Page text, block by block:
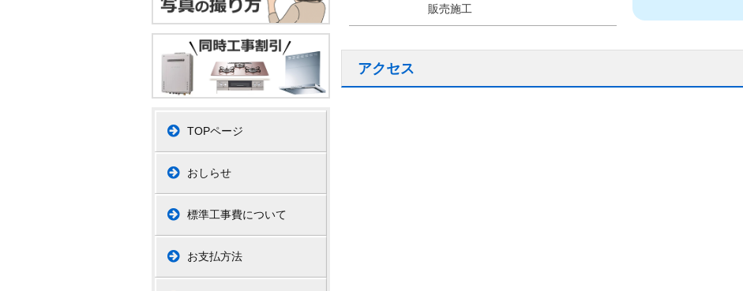
TOPページ
おしらせ
標準工事費について
お支払方法
販売施工
アクセス